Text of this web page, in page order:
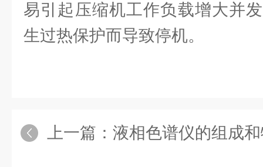
易引起压缩机工作负载增大并
生过热保护而导致停机。
上一篇： 液相色谱仪的组成